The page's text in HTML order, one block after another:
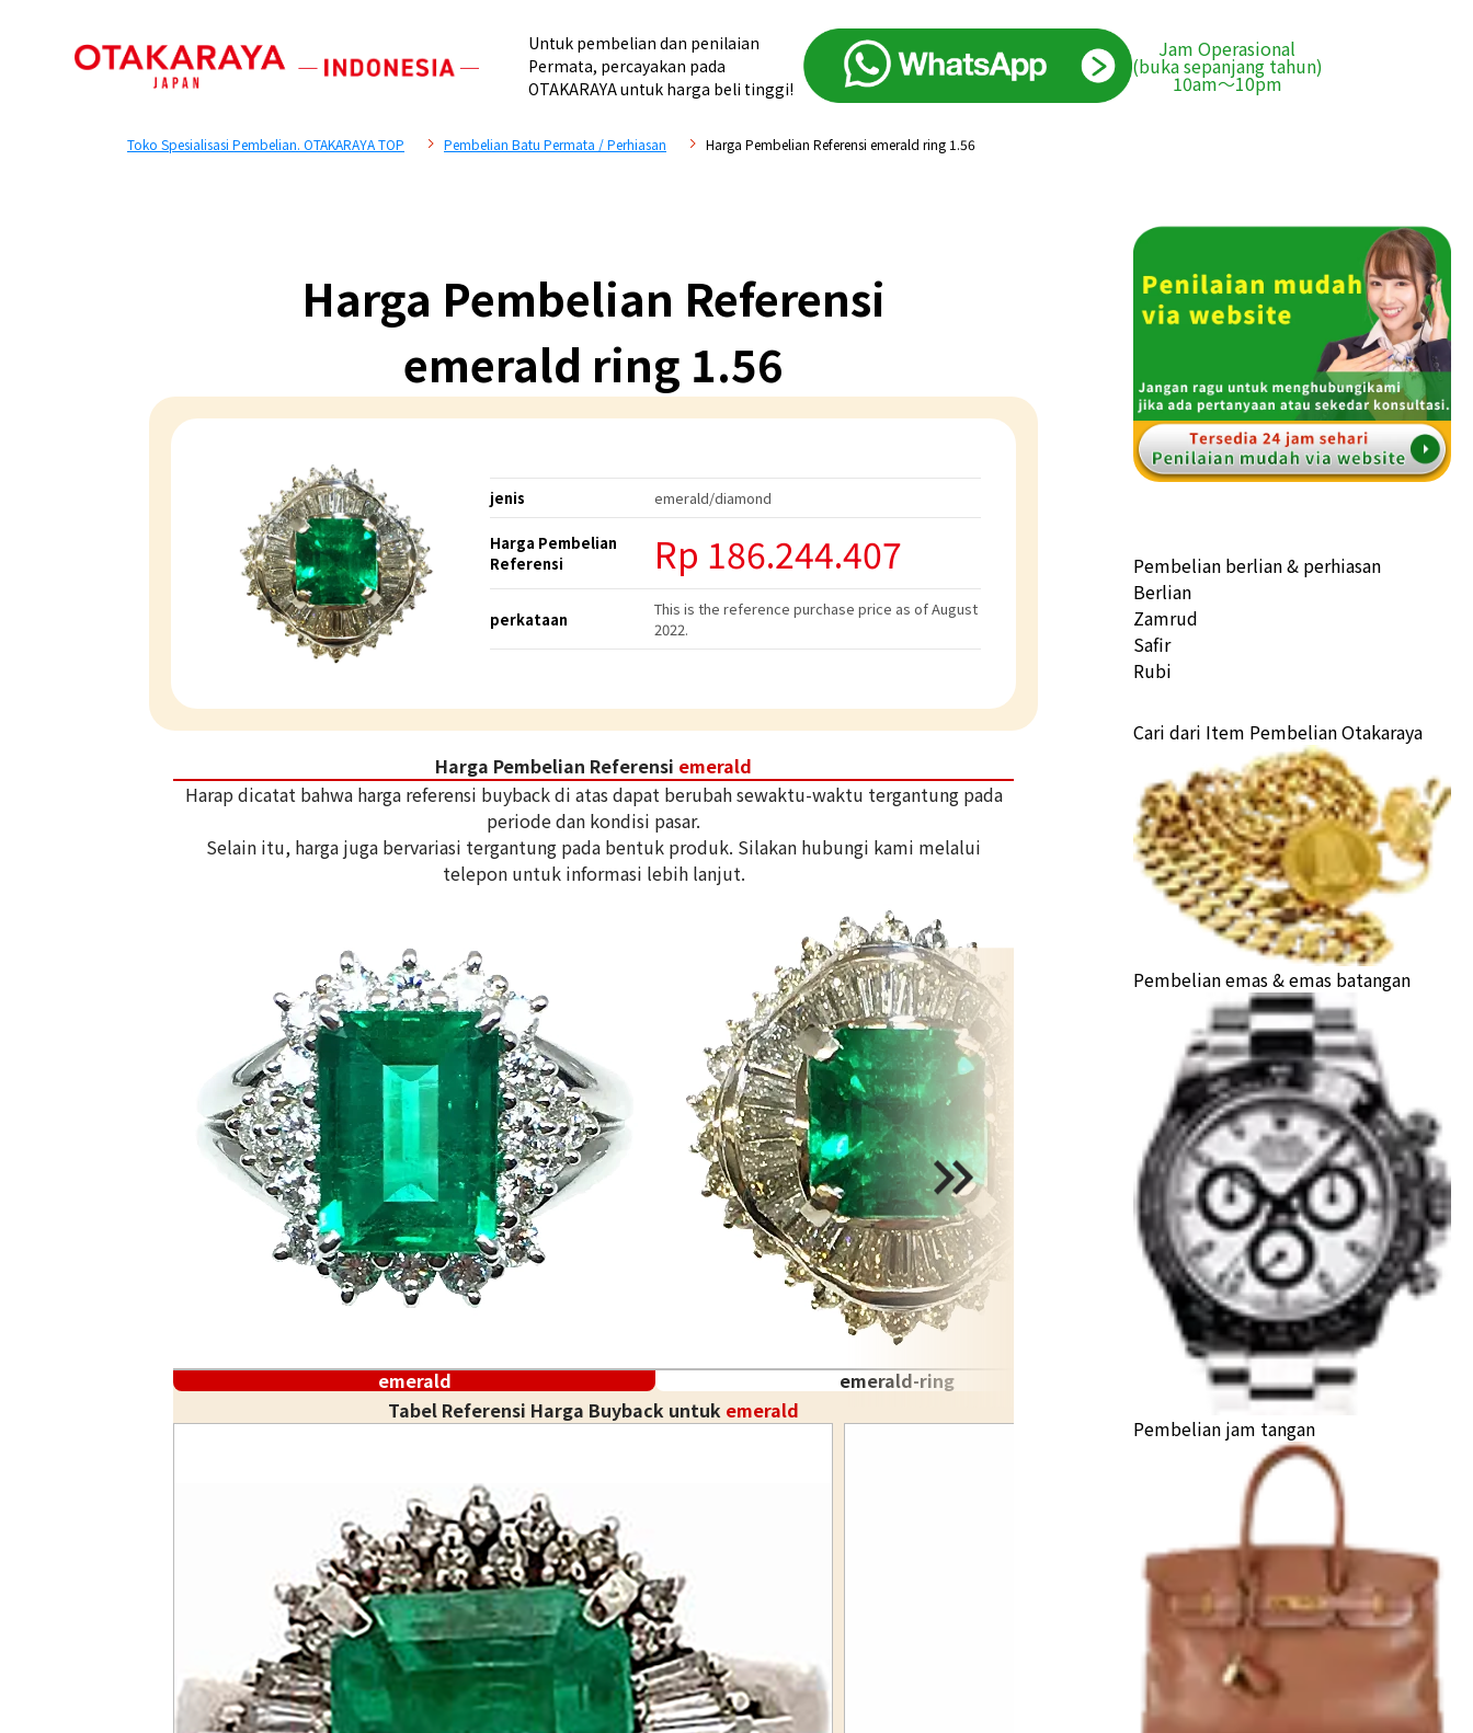
Untuk pembelian dan penilaian
Permata, percayakan pada
OTAKARAYA untuk harga beli tinggi!
Jam Operasional
(buka sepanjang tahun)
10am〜10pm
Toko Spesialisasi Pembelian. OTAKARAYA TOP Pembelian Batu Permata / Perhiasan Harga Pembelian Referensi emerald ring 1.56
Harga Pembelian Referensi
emerald ring 1.56
jenis emerald/diamond
Harga Pembelian
Referensi
Rp 186.244.407
perkataan
This is the reference purchase price as of August
2022.
Harga Pembelian Referensi emerald
Harap dicatat bahwa harga referensi buyback di atas dapat berubah sewaktu-waktu tergantung pada
periode dan kondisi pasar.
Selain itu, harga juga bervariasi tergantung pada bentuk produk. Silakan hubungi kami melalui
telepon untuk informasi lebih lanjut.
emerald
emerald-ring
Tabel Referensi Harga Buyback untuk emerald
Pembelian berlian & perhiasan
Berlian
Zamrud
Safir
Rubi
Cari dari Item Pembelian Otakaraya
Pembelian emas & emas batangan
Pembelian jam tangan